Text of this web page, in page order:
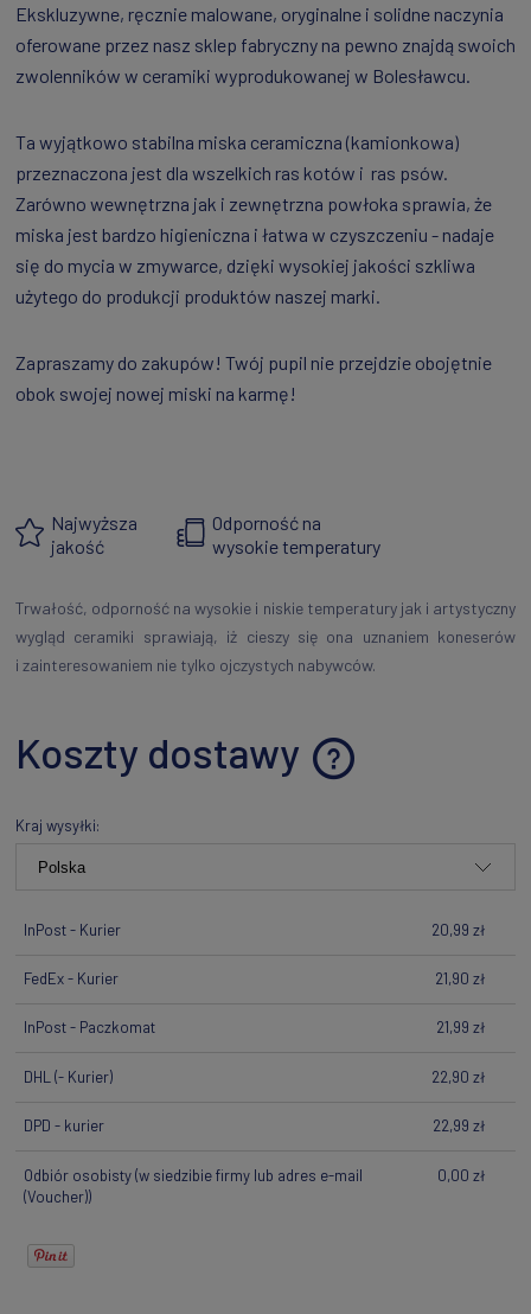
Ekskluzywne, ręcznie malowane, oryginalne i solidne naczynia
oferowane przez nasz sklep fabryczny na pewno znajdą swoich
zwolenników w ceramiki wyprodukowanej w Bolesławcu.
Ta wyjątkowo stabilna miska ceramiczna (kamionkowa)
przeznaczona jest dla wszelkich ras kotów i ras psów.
Zarówno wewnętrzna jak i zewnętrzna powłoka sprawia, że
miska jest bardzo higieniczna i łatwa w czyszczeniu - nadaje
się do mycia w zmywarce, dzięki wysokiej jakości szkliwa
użytego do produkcji produktów naszej marki.
Zapraszamy do zakupów! Twój pupil nie przejdzie obojętnie
obok swojej nowej miski na karmę!
Najwyższa
jakość
Odporność na
wysokie temperatury
Trwałość, odporność na wysokie i niskie temperatury jak i artystyczny
wygląd ceramiki sprawiają, iż cieszy się ona uznaniem koneserów
i zainteresowaniem nie tylko ojczystych nabywców.
Koszty dostawy
Cena nie zawiera ewentualnych kosztów płatności
Kraj wysyłki:
InPost - Kurier 20,99 zł
FedEx - Kurier 21,90 zł
InPost - Paczkomat 21,99 zł
DHL (- Kurier) 22,90 zł
DPD - kurier 22,99 zł
Odbiór osobisty(w siedzibie firmy lub adres e-mail
(Voucher))
0,00 zł